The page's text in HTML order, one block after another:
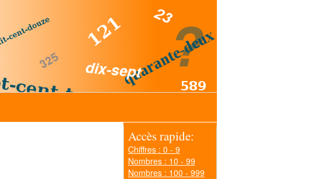
Accès rapide:
Chiffres : 0 - 9
Nombres : 10 - 99
Nombres : 100 - 999